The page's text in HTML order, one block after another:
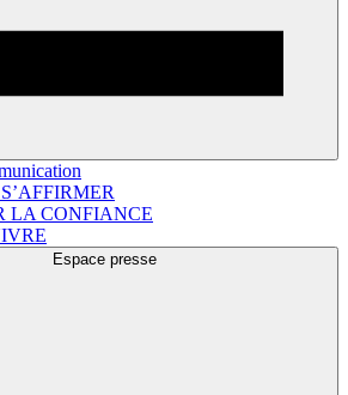
LA CONFIANCE
Espace presse